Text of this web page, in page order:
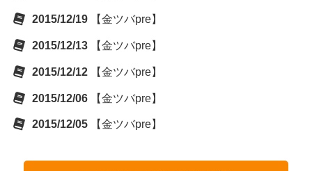
2015/12/19 【金ツバpre】
2015/12/13 【金ツバpre】
2015/12/12 【金ツバpre】
2015/12/06 【金ツバpre】
2015/12/05 【金ツバpre】